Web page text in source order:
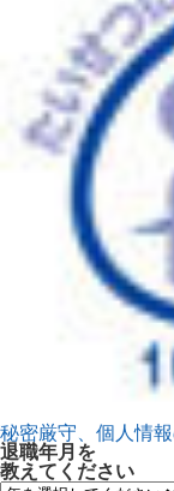
秘密厳守、個人情
退職年月 を
教えてください